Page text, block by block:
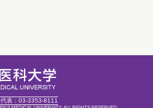
表： 03-3353-8111